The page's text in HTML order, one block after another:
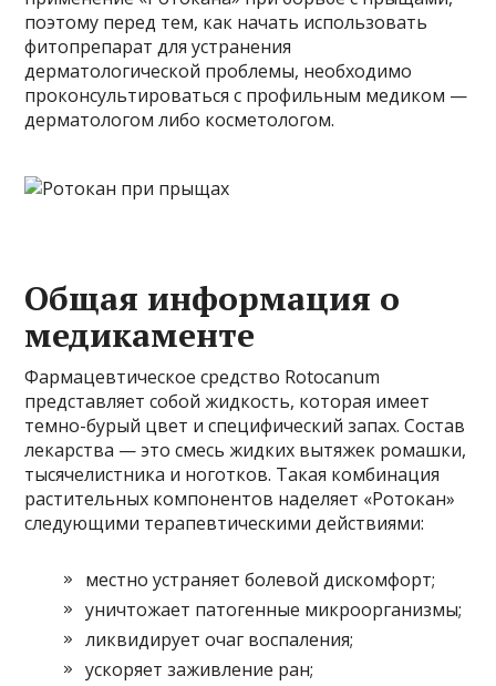
поэтому перед тем, как начать использовать
фитопрепарат для устранения
дерматологической проблемы, необходимо
проконсультироваться с профильным медиком —
дерматологом либо косметологом.
Общая информация о
медикаменте
Фармацевтическое средство Rotocanum
представляет собой жидкость, которая имеет
темно-бурый цвет и специфический запах. Состав
лекарства — это смесь жидких вытяжек ромашки,
тысячелистника и ноготков. Такая комбинация
растительных компонентов наделяет «Ротокан»
следующими терапевтическими действиями:
местно устраняет болевой дискомфорт;
уничтожает патогенные микроорганизмы;
ликвидирует очаг воспаления;
ускоряет заживление ран;